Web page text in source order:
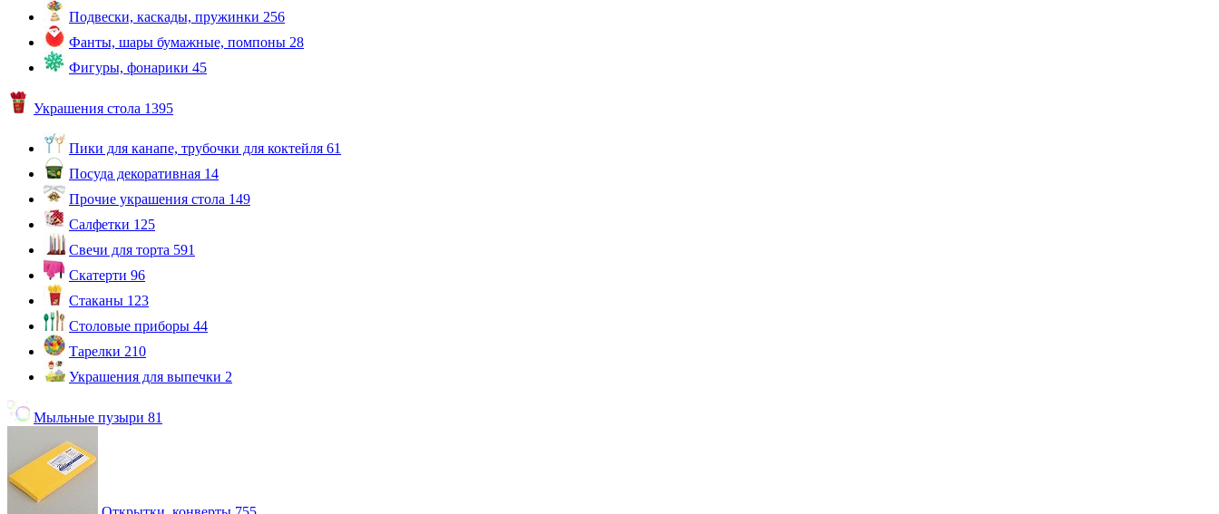
Подвески, каскады, пружинки 256
Фанты, шары бумажные, помпоны 28
Фигуры, фонарики 45
Украшения стола 1395
Пики для канапе, трубочки для коктейля 61
Посуда декоративная 14
Прочие украшения стола 149
Салфетки 125
Свечи для торта 591
Скатерти 96
Стаканы 123
Столовые приборы 44
Тарелки 210
Украшения для выпечки 2
Мыльные пузыри 81